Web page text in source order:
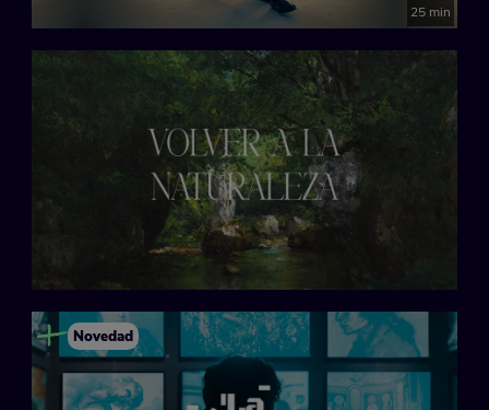
25 min
Novedad